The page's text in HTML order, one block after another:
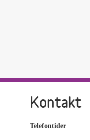
Kontakt
Telefontider